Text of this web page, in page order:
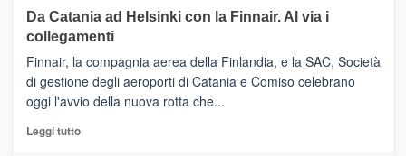
tappe
dell’enoturismo
RANDAZZO
–
Ci
siamo
quasi….
pronti
per
Da Catania ad Helsinki con la Finnair. Al via i
collegamenti
Finnair, la compagnia aerea della Finlandia, e la SAC, Società
di gestione degli aeroporti di Catania e Comiso celebrano
oggi l'avvio della nuova rotta che...
Leggi tuttoLeggi